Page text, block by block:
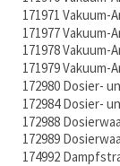
171971
171977
171978
171979 Vakuum-
172980 Dosier-
172984 Dosier-
172988
172989
174992